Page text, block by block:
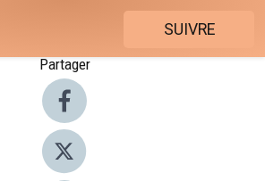
SUIVRE
Partager